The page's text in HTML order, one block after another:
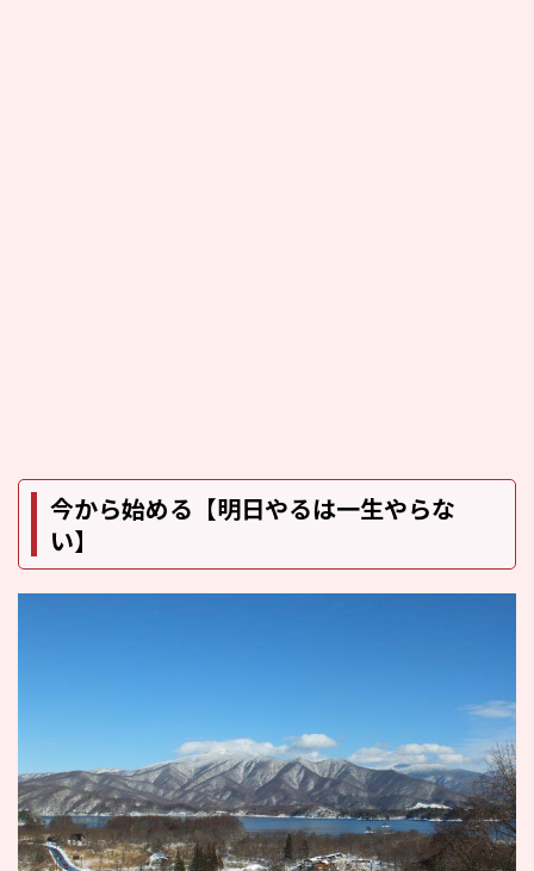
今から始める【明日やるは一生やらな
い】